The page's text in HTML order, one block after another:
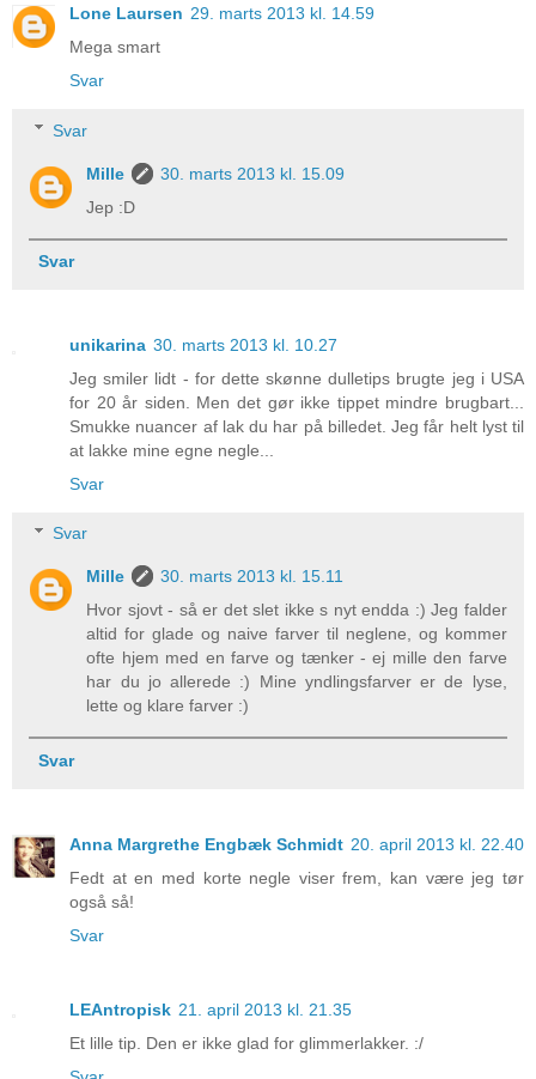
Lone Laursen 29. marts 2013 kl. 14.59
Mega smart
Svar
Svar
Mille
30. marts 2013 kl. 15.09
Jep :D
Svar
unikarina 30. marts 2013 kl. 10.27
Jeg smiler lidt - for dette skønne dulletips brugte jeg i USA
for 20 år siden. Men det gør ikke tippet mindre brugbart...
Smukke nuancer af lak du har på billedet. Jeg får helt lyst til
at lakke mine egne negle...
Svar
Svar
Mille
30. marts 2013 kl. 15.11
Hvor sjovt - så er det slet ikke s nyt endda :) Jeg falder
altid for glade og naive farver til neglene, og kommer
ofte hjem med en farve og tænker - ej mille den farve
har du jo allerede :) Mine yndlingsfarver er de lyse,
lette og klare farver :)
Svar
Anna Margrethe Engbæk Schmidt 20. april 2013 kl. 22.40
Fedt at en med korte negle viser frem, kan være jeg tør
også så!
Svar
LEAntropisk 21. april 2013 kl. 21.35
Et lille tip. Den er ikke glad for glimmerlakker. :/